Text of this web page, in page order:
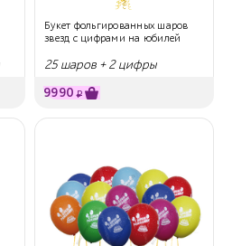
Букет фольгированных шаров
звезд с цифрами на юбилей
25 шаров + 2 цифры
9990 ₽